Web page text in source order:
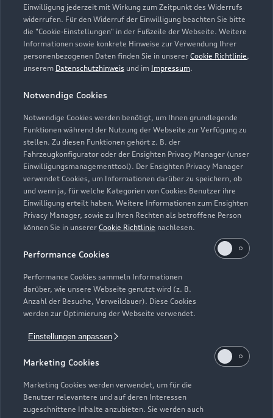
Einwilligung jederzeit mit Wirkung zum Zeitpunkt des Widerrufs
widerrufen. Für den Widerruf der Einwilligung beachten Sie bitte
die "Cookie-Einstellungen" in der Fußzeile der Webseite. Weitere
Informationen sowie konkrete Hinweise zur Verwendung Ihrer
personenbezogenen Daten finden Sie in unserer Cookie Richtlinie,
unserem Datenschutzhinweis und im Impressum.
Notwendige Cookies
Notwendige Cookies werden benötigt, um Ihnen grundlegende
Funktionen während der Nutzung der Webseite zur Verfügung zu
stellen. Zu diesen Funktionen gehört z. B. der
Fahrzeugkonfigurator oder der Ensighten Privacy Manager (unser
Einwilligungsmanagementtool). Der Ensighten Privacy Manager
verwendet Cookies, um Informationen darüber zu speichern, ob
und wenn ja, für welche Kategorien von Cookies Benutzer ihre
Einwilligung erteilt haben. Weitere Informationen zum Ensighten
Privacy Manager, sowie zu Ihren Rechten als betroffene Person
können Sie in unserer Cookie Richtlinie nachlesen.
Performance Cookies
Performance Cookies sammeln Informationen
darüber, wie unsere Webseite genutzt wird (z. B.
Anzahl der Besuche, Verweildauer). Diese Cookies
werden zur Optimierung der Webseite verwendet.
Einstellungen anpassen
Marketing Cookies
Marketing Cookies werden verwendet, um für die
Benutzer relevantere und auf deren Interessen
zugeschnittene Inhalte anzubieten. Sie werden auch
Teile- & Zubehörverkauf
Geschlossen,öffnet amSamstag 09:00
Schautag
Geschlossen
Sonntags nicht geöffnet.
Zurück nach oben
Modelle
Elektromodelle
Plug-in-Hybride
Neuwagensuche
Gebrauchtwagensuche
Geschäftskunden
Service & Zubehör
Saisonale Angebote
Audi Services
Garantie
Audi digital services
myAudi
Support
Audi Code
Über Audi
Unternehmen
Karriere